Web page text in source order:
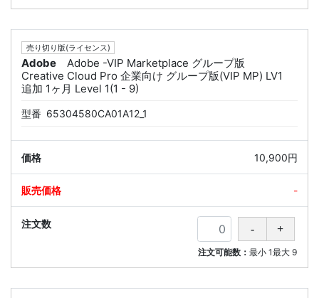
売り切り版(ライセンス)
Adobe
Adobe -VIP Marketplace グループ版
Creative Cloud Pro 企業向け グループ版(VIP MP) LV1
追加 1ヶ月 Level 1(1 - 9)
型番 65304580CA01A12_1
10,900円
-
注文可能数：最小 1最大 9